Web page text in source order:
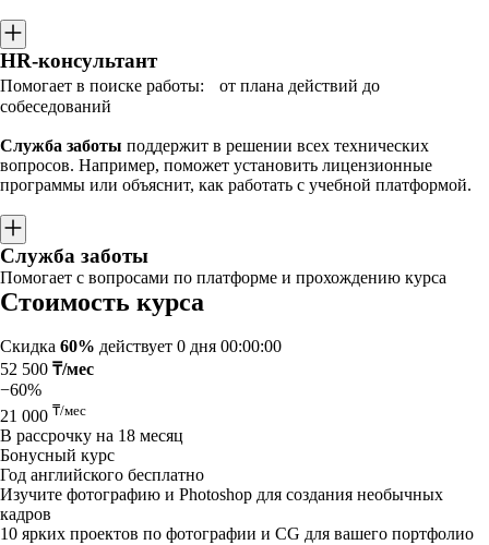
HR-консультант
Помогает в поиске работы: от плана действий до
собеседований
Служба заботы поддержит в решении всех технических
вопросов. Например, поможет установить лицензионные
программы или объяснит, как работать с учебной платформой.
Служба заботы
Помогает с вопросами по платформе и прохождению курса
Стоимость курса
Скидка 60% действует 0 дня 00:00:00
52 500 ₸/мес
−60%
21 000 ₸/мес
В рассрочку на 18 месяц
Бонусный курс
Год английского бесплатно
Изучите фотографию и Photoshop для создания необычных
кадров
10 ярких проектов по фотографии и CG для вашего портфолио